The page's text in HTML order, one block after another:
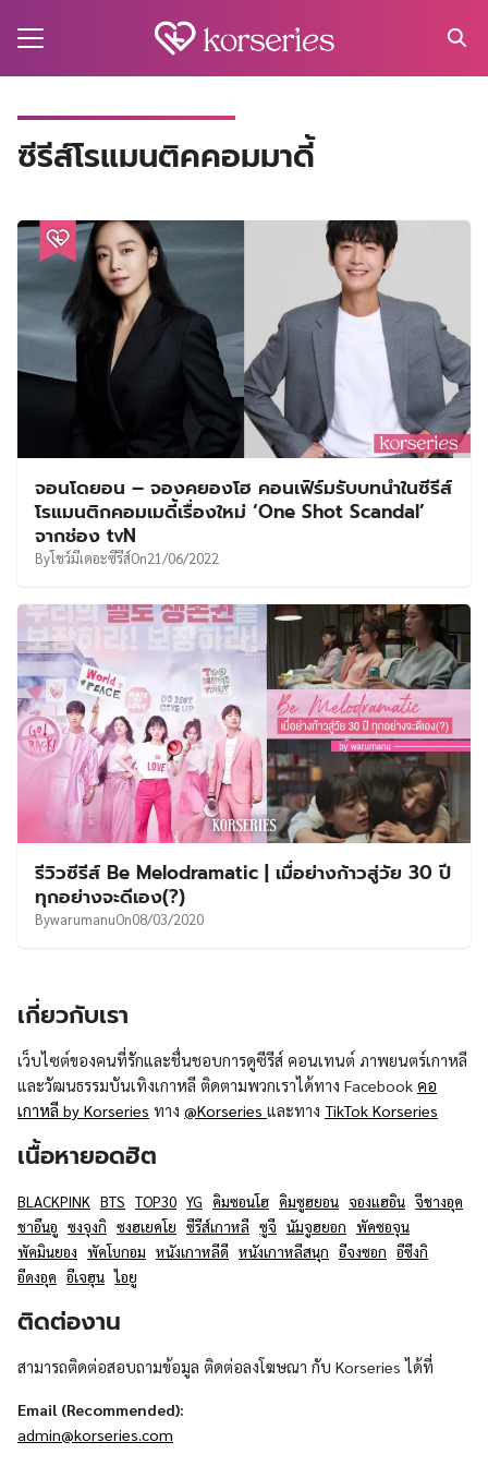
ซีรีส์โรแมนติคคอมมาดี้
จอนโดยอน – จองคยองโฮ คอนเฟิร์มรับบทนำในซีรีส์
โรแมนติกคอมเมดี้เรื่องใหม่ ‘One Shot Scandal’
จากช่อง tvN
Byโชว์มีเดอะซีรีส์On21/06/2022
รีวิวซีรีส์ Be Melodramatic | เมื่อย่างก้าวสู่วัย 30 ปี
ทุกอย่างจะดีเอง(?)
BywarumanuOn08/03/2020
เกี่ยวกับเรา
เว็บไซต์ของคนที่รักและชื่นชอบการดูซีรีส์ คอนเทนต์ ภาพยนตร์เกาหลี
และวัฒนธรรมบันเทิงเกาหลี ติดตามพวกเราได้ทาง Facebook คอ
เกาหลี by Korseries ทาง @Korseries และทาง TikTok Korseries
เนื้อหายอดฮิต
BLACKPINK BTS TOP30 YG คิมซอนโฮ คิมซูฮยอน จองแฮอิน จีชางอุค
ชาอึนอู ซงจุงกิ ซงฮเยคโย ซีรีส์เกาหลี ซูจี นัมจูฮยอก พัคซอจุน
พัคมินยอง พัคโบกอม หนังเกาหลีดี หนังเกาหลีสนุก อีจงซอก อีซึงกิ
อีดงอุค อีเจฮุน ไอยู
ติดต่องาน
สามารถติดต่อสอบถามข้อมูล ติดต่อลงโฆษณา กับ Korseries ได้ที่
Email (Recommended):
admin@korseries.com